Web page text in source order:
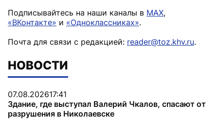
Подписывайтесь на наши каналы в MAX,
«ВКонтакте» и «Одноклассниках».
Почта для связи с редакцией: reader@toz.khv.ru.
НОВОСТИ
07.08.202617:41
Здание, где выступал Валерий Чкалов, спасают от
разрушения в Николаевске